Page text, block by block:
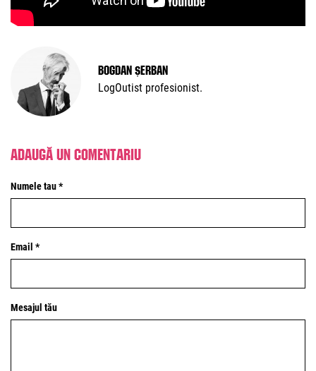
Bogdan Șerban
LogOutist profesionist.
Adaugă un comentariu
Numele tau *
Email *
Mesajul tău